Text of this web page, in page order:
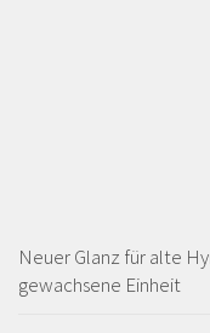
Neuer Glanz für alte
gewachsene Einheit